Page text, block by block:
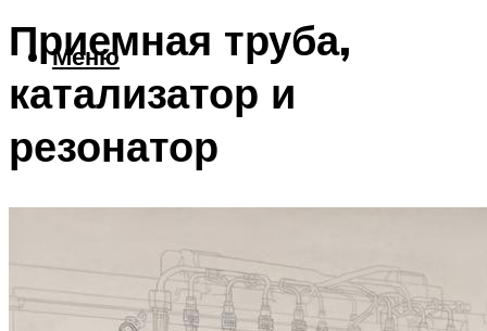
Меню
Приемная труба,
катализатор и
резонатор